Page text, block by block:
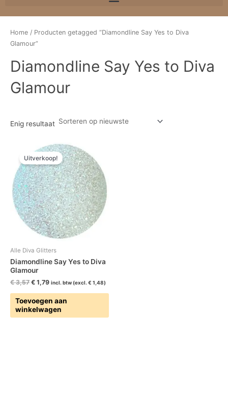
Home / Producten getagged “Diamondline Say Yes to Diva
Glamour”
Diamondline Say Yes to Diva
Glamour
Enig resultaat
Uitverkoop!
Alle Diva Glitters
Diamondline Say Yes to Diva
Glamour
€3,57
Oorspronkelijke
prijs
was:
€ 3,57.
€ 1,79
Huidige
prijs
is:
€ 1,79.
incl. btw (excl. € 1,48)
Toevoegen aan
winkelwagen